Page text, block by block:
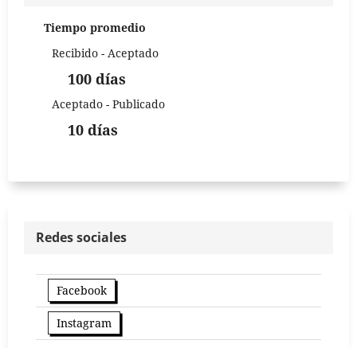
Tiempo promedio
Recibido - Aceptado
100 días
Aceptado - Publicado
10 días
Redes sociales
Facebook
Instagram